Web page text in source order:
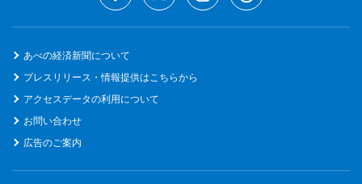
あべの経済新聞について
プレスリリース・情報提供はこちらから
アクセスデータの利用について
お問い合わせ
広告のご案内